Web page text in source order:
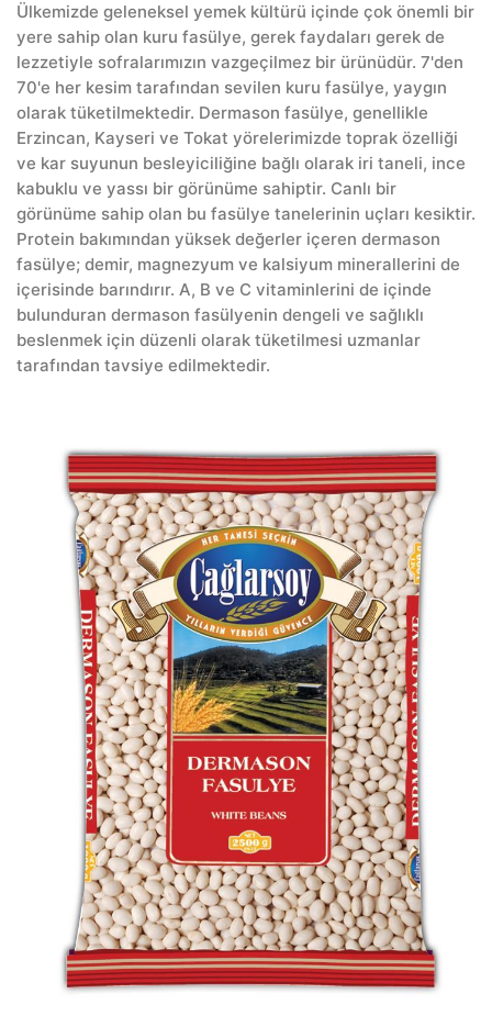
Ülkemizde geleneksel yemek kültürü içinde çok önemli bir
yere sahip olan kuru fasülye, gerek faydaları gerek de
lezzetiyle sofralarımızın vazgeçilmez bir ürünüdür. 7'den
70'e her kesim tarafından sevilen kuru fasülye, yaygın
olarak tüketilmektedir. Dermason fasülye, genellikle
Erzincan, Kayseri ve Tokat yörelerimizde toprak özelliği
ve kar suyunun besleyiciliğine bağlı olarak iri taneli, ince
kabuklu ve yassı bir görünüme sahiptir. Canlı bir
görünüme sahip olan bu fasülye tanelerinin uçları kesiktir.
Protein bakımından yüksek değerler içeren dermason
fasülye; demir, magnezyum ve kalsiyum minerallerini de
içerisinde barındırır. A, B ve C vitaminlerini de içinde
bulunduran dermason fasülyenin dengeli ve sağlıklı
beslenmek için düzenli olarak tüketilmesi uzmanlar
tarafından tavsiye edilmektedir.